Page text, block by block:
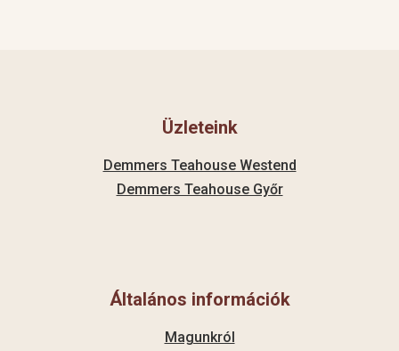
Üzleteink
Demmers Teahouse Westend
Demmers Teahouse Győr
Általános információk
Magunkról